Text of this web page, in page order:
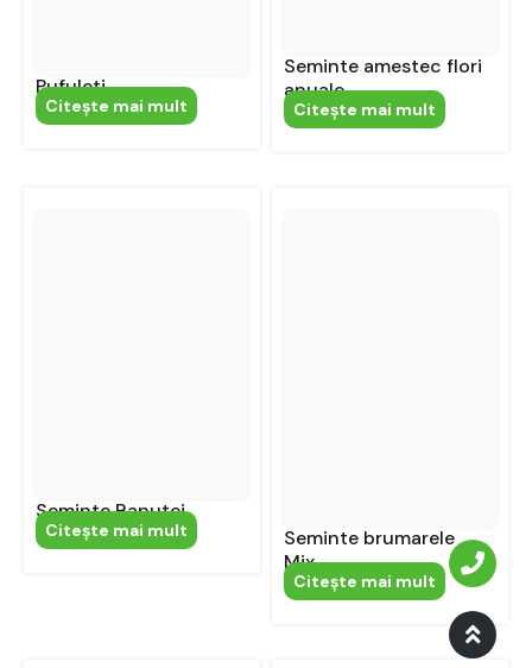
Pufuleti
Citeşte mai mult
Seminte amestec flori
anuale
Citeşte mai mult
Seminte Banutei
Citeşte mai mult
Seminte brumarele
Mix
Citeşte mai mult